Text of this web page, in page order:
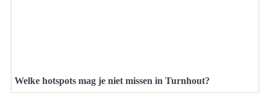
Welke hotspots mag je niet missen in Turnhout?